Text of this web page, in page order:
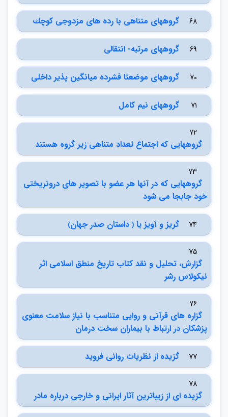
68 گروههاي متناهي با رده هاي مزدوجي كوچك
69 گروههاي مرتبه- انتقالي
70 گروههاي موضعئا فشرده ميانگين پذير داخلي
71 گروههاي نيم كامل
72
گروههايي كه اجتماع تعداد متناهي زير گروه هستند
73
گروههايي كه در آنها هر عضو با تصوير هاي درونريختي
خود جابجا مي شود
74 گريز و آويز يا ﴿ داستان صدر جهان﴾
75
گزارش، تحليل و نقد كتاب تاريخ منطق اسلامي اثر
نيكولاس رشر
76
گزاره هاي قرآني و روايي متناسب با نياز سلامت معنوي
پزشكان در ارتباط با بيماران سخت درمان
77 گزيده از نظريات رواني فرويد
78
گزيده اي از زيباترين آثار ايراني و خارجي درباره مادر